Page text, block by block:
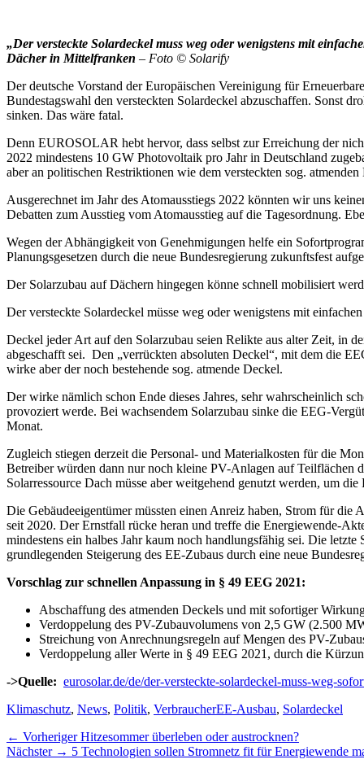
„Der versteckte Solardeckel muss weg oder wenigstens mit
Dächer in Mittelfranken – Foto © Solarify
Der deutsche Vorstand der Europäischen Vereinigung für
Bundestagswahl den versteckten Solardeckel abzuschaffen. Sonst
sinken. Das wäre fatal.
Denn EUROSOLAR hebt hervor, dass selbst zur Erreichung der
2022 mindestens 10 GW Photovoltaik pro Jahr in Deutschland
aber an politischen Restriktionen wie dem versteckten sog.
Ausgerechnet im Jahr des Atomausstiegs 2022 könnten wir uns
Debatten zum Ausstieg vom Atomausstieg auf die Tagesordnung.
Wegen der Abhängigkeit von Genehmigungen helfe ein
Planungsgesetzen durch die neue Bundesregierung zukunftsfest
Der Solarzubau auf Dächern hingegen könne schnell mobilisiert
Der versteckte Solardeckel müsse weg oder wenigstens mit
Deckel jeder Art auf den Solarzubau seien Relikte aus alter Zeit, in
abgeschafft sei. Den „verrückten absoluten Deckel“, mit dem die
wirke aber der noch bestehende sog. atmende Deckel.
Der wirke nämlich schon Ende dieses Jahres, sehr wahrscheinlich
provoziert werde. Bei wachsendem Solarzubau sinke die EEG-
Monat.
Zugleich stiegen derzeit die Personal- und Materialkosten für die
Betreiber würden dann nur noch kleine PV-Anlagen auf Teilflächen
Solarressource Dach müsse aber weitgehend genutzt werden, um
Die Gebäudeeigentümer müssten einen Anreiz haben, Strom für
seit 2020. Der Ernstfall rücke heran und treffe die Energiewende-
mindestens ein halbes Jahr kaum noch handlungsfähig sei. Die
grundlegenden Steigerung des EE-Zubaus durch eine neue
Vorschlag zur schnellen Anpassung in § 49 EEG 2021:
Abschaffung des atmenden Deckels und mit sofortiger
Verdoppelung des PV-Zubauvolumens von 2,5 GW (2.500
Streichung von Anrechnungsregeln auf Mengen des PV-
Verdoppelung aller Werte in § 49 EEG 2021, durch die
->Quelle: eurosolar.de/de/der-versteckte-solardeckel-muss-weg-
Kategorien
Klimaschutz, News, Politik, VerbraucherSchlagworte
EE-Ausbau, Solardeckel
Beitragsnavigation
← Vorheriger Vorheriger
Beitrag:
Hitzesommer überleben oder austrocknen?
Nächster → Nächster
5 Technologien sollen Stromnetz fit für Energiewende